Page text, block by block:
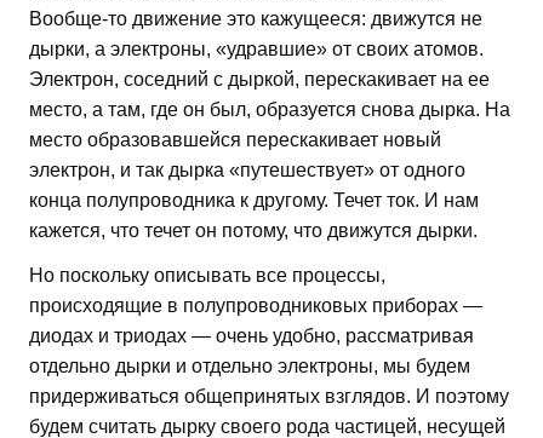
Вообще-то движение это кажущееся: движутся не
дырки, а электроны, «удравшие» от своих атомов.
Электрон, соседний с дыркой, перескакивает на ее
место, а там, где он был, образуется снова дырка. На
место образовавшейся перескакивает новый
электрон, и так дырка «путешествует» от одного
конца полупроводника к другому. Течет ток. И нам
кажется, что течет он потому, что движутся дырки.
Но поскольку описывать все процессы,
происходящие в полупроводниковых приборах —
диодах и триодах — очень удобно, рассматривая
отдельно дырки и отдельно электроны, мы будем
придерживаться общепринятых взглядов. И поэтому
будем считать дырку своего рода частицей, несущей